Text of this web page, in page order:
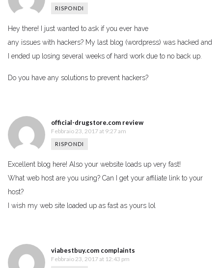
RISPONDI
Hey there! I just wanted to ask if you ever have
any issues with hackers? My last blog (wordpress) was hacked and
I ended up losing several weeks of hard work due to no back up.
Do you have any solutions to prevent hackers?
official-drugstore.com review
Febbraio 23, 2017 at 9:27 am
RISPONDI
Excellent blog here! Also your website loads up very fast!
What web host are you using? Can I get your affiliate link to your
host?
I wish my web site loaded up as fast as yours lol
viabestbuy.com complaints
Febbraio 23, 2017 at 12:43 pm